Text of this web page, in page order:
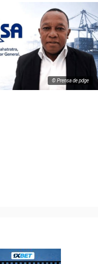
© Prensa de pdge